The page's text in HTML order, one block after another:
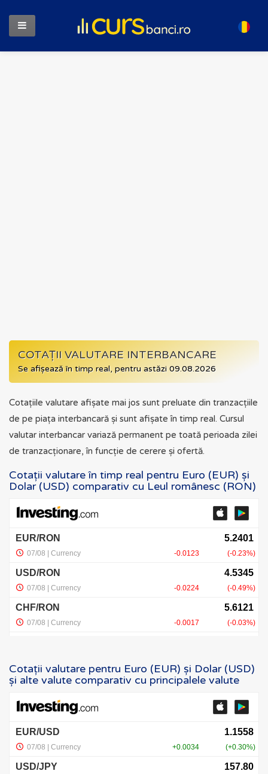
COTAȚII VALUTARE INTERBANCARE
Se afișează în timp real, pentru astăzi 09.08.2026
Cotațiile valutare afișate mai jos sunt preluate din tranzacțiile
de pe piața interbancară și sunt afișate în timp real. Cursul
valutar interbancar variază permanent pe toată perioada zilei
de tranzacționare, în funcție de cerere și ofertă.
Cotații valutare în timp real pentru Euro (EUR) și
Dolar (USD) comparativ cu Leul românesc (RON)
Cotații valutare pentru Euro (EUR) și Dolar (USD)
și alte valute comparativ cu principalele valute